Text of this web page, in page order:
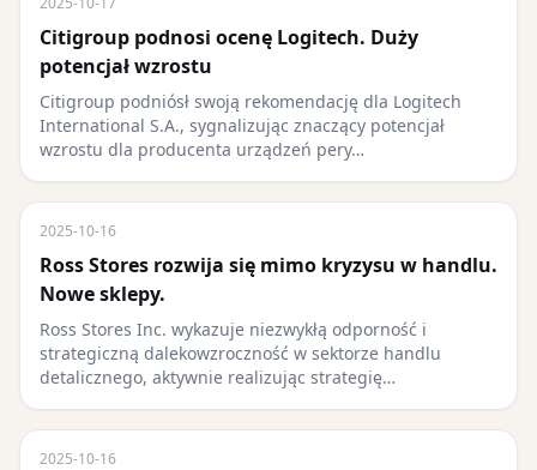
Citigroup podnosi ocenę Logitech. Duży
potencjał wzrostu
Citigroup podniósł swoją rekomendację dla Logitech
International S.A., sygnalizując znaczący potencjał
wzrostu dla producenta urządzeń pery…
2025-10-16
Ross Stores rozwija się mimo kryzysu w handlu.
Nowe sklepy.
Ross Stores Inc. wykazuje niezwykłą odporność i
strategiczną dalekowzroczność w sektorze handlu
detalicznego, aktywnie realizując strategię…
2025-10-16